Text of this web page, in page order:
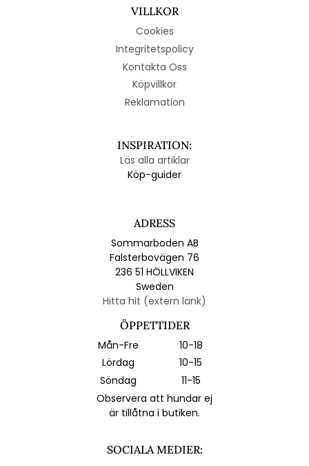
VILLKOR
Cookies
Integritetspolicy
Kontakta Oss
Köpvillkor
Reklamation
INSPIRATION:
Läs alla artiklar
Köp-guider
ADRESS
Sommarboden AB
Falsterbovägen 76
236 51 HÖLLVIKEN
Sweden
Hitta hit (extern länk)
ÖPPETTIDER
Mån-Fre
10-18
Lördag
10-15
Söndag
11-15
Observera att hundar ej
är tillåtna i butiken.
SOCIALA MEDIER: